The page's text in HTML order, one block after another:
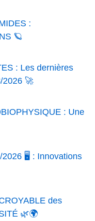
:
🪐
: Les dernières
2026 🚀
: Une
🖥️ : Innovations
des
🌿🌍